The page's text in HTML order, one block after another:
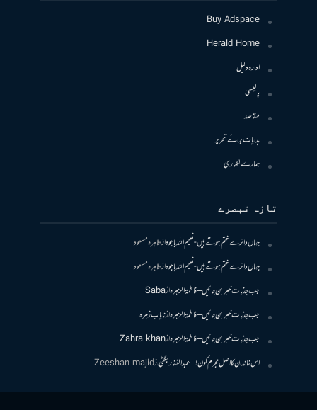
Buy Adspace
Herald Home
ادارہ دلیل
پالیسی
مقاصد
ہدایات برائے تحریر
ہمارے لکھاری
تازہ تبصرے
جہاں دائرے ختم ہوتے ہیں- نعیم اللہ باجوہازطاہرہ مسعود
جہاں دائرے ختم ہوتے ہیں- نعیم اللہ باجوہازطاہرہ مسعود
جب جذبات خبر بن جائیں – فاطمۃالزہرہازSaba
جب جذبات خبر بن جائیں – فاطمۃالزہرہازنایاب زہرہ
جب جذبات خبر بن جائیں – فاطمۃالزہرہازZahra khan
اس خاندان کا اصل مجرم کون! – عبدالغفار بگٹیازZeeshan majid